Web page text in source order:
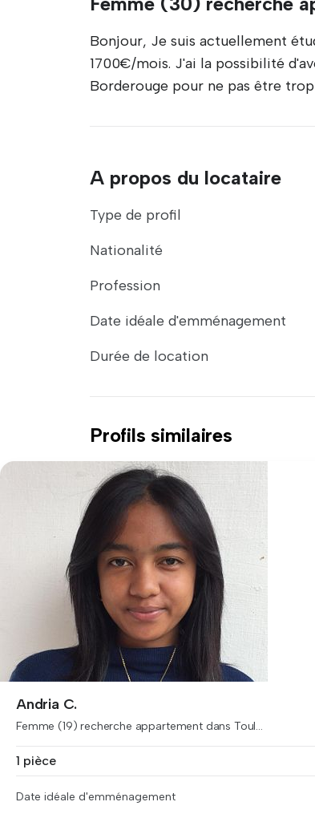
Bonjour, Je suis actuellement
1700€/mois. J'ai la possibilité
Borderouge pour ne pas être
A propos du locataire
Type de profil
Nationalité
Profession
Date idéale d'emménagement
Durée de location
Profils similaires
Andria C.
Femme (19) recherche appartement dans Toul...
1 pièce
Date idéale d'emménagement